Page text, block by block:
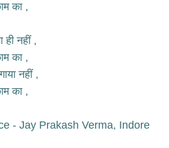
का ,
नहीं ,
का ,
नहीं ,
का ,
- Jay Prakash Verma, Indore